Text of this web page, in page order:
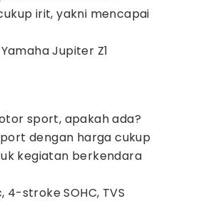
irit, yakni mencapai
Jupiter Z1
sport, apakah ada?
dengan harga cukup
kegiatan berkendara
stroke SOHC, TVS